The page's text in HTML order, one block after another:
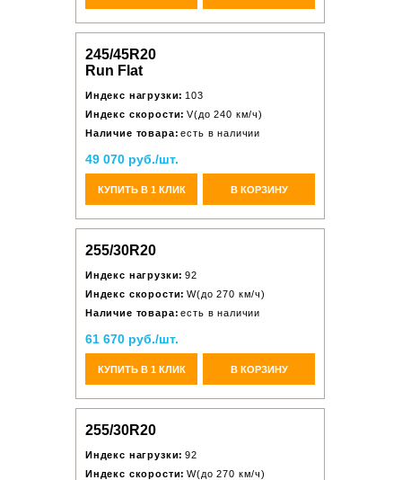
245/45R20
Run Flat
Индекс нагрузки: 103
Индекс скорости: V(до 240 км/ч)
Наличие товара: есть в наличии
49 070 руб./шт.
КУПИТЬ В 1 КЛИК В КОРЗИНУ
255/30R20
Индекс нагрузки: 92
Индекс скорости: W(до 270 км/ч)
Наличие товара: есть в наличии
61 670 руб./шт.
КУПИТЬ В 1 КЛИК В КОРЗИНУ
255/30R20
Индекс нагрузки: 92
Индекс скорости: W(до 270 км/ч)